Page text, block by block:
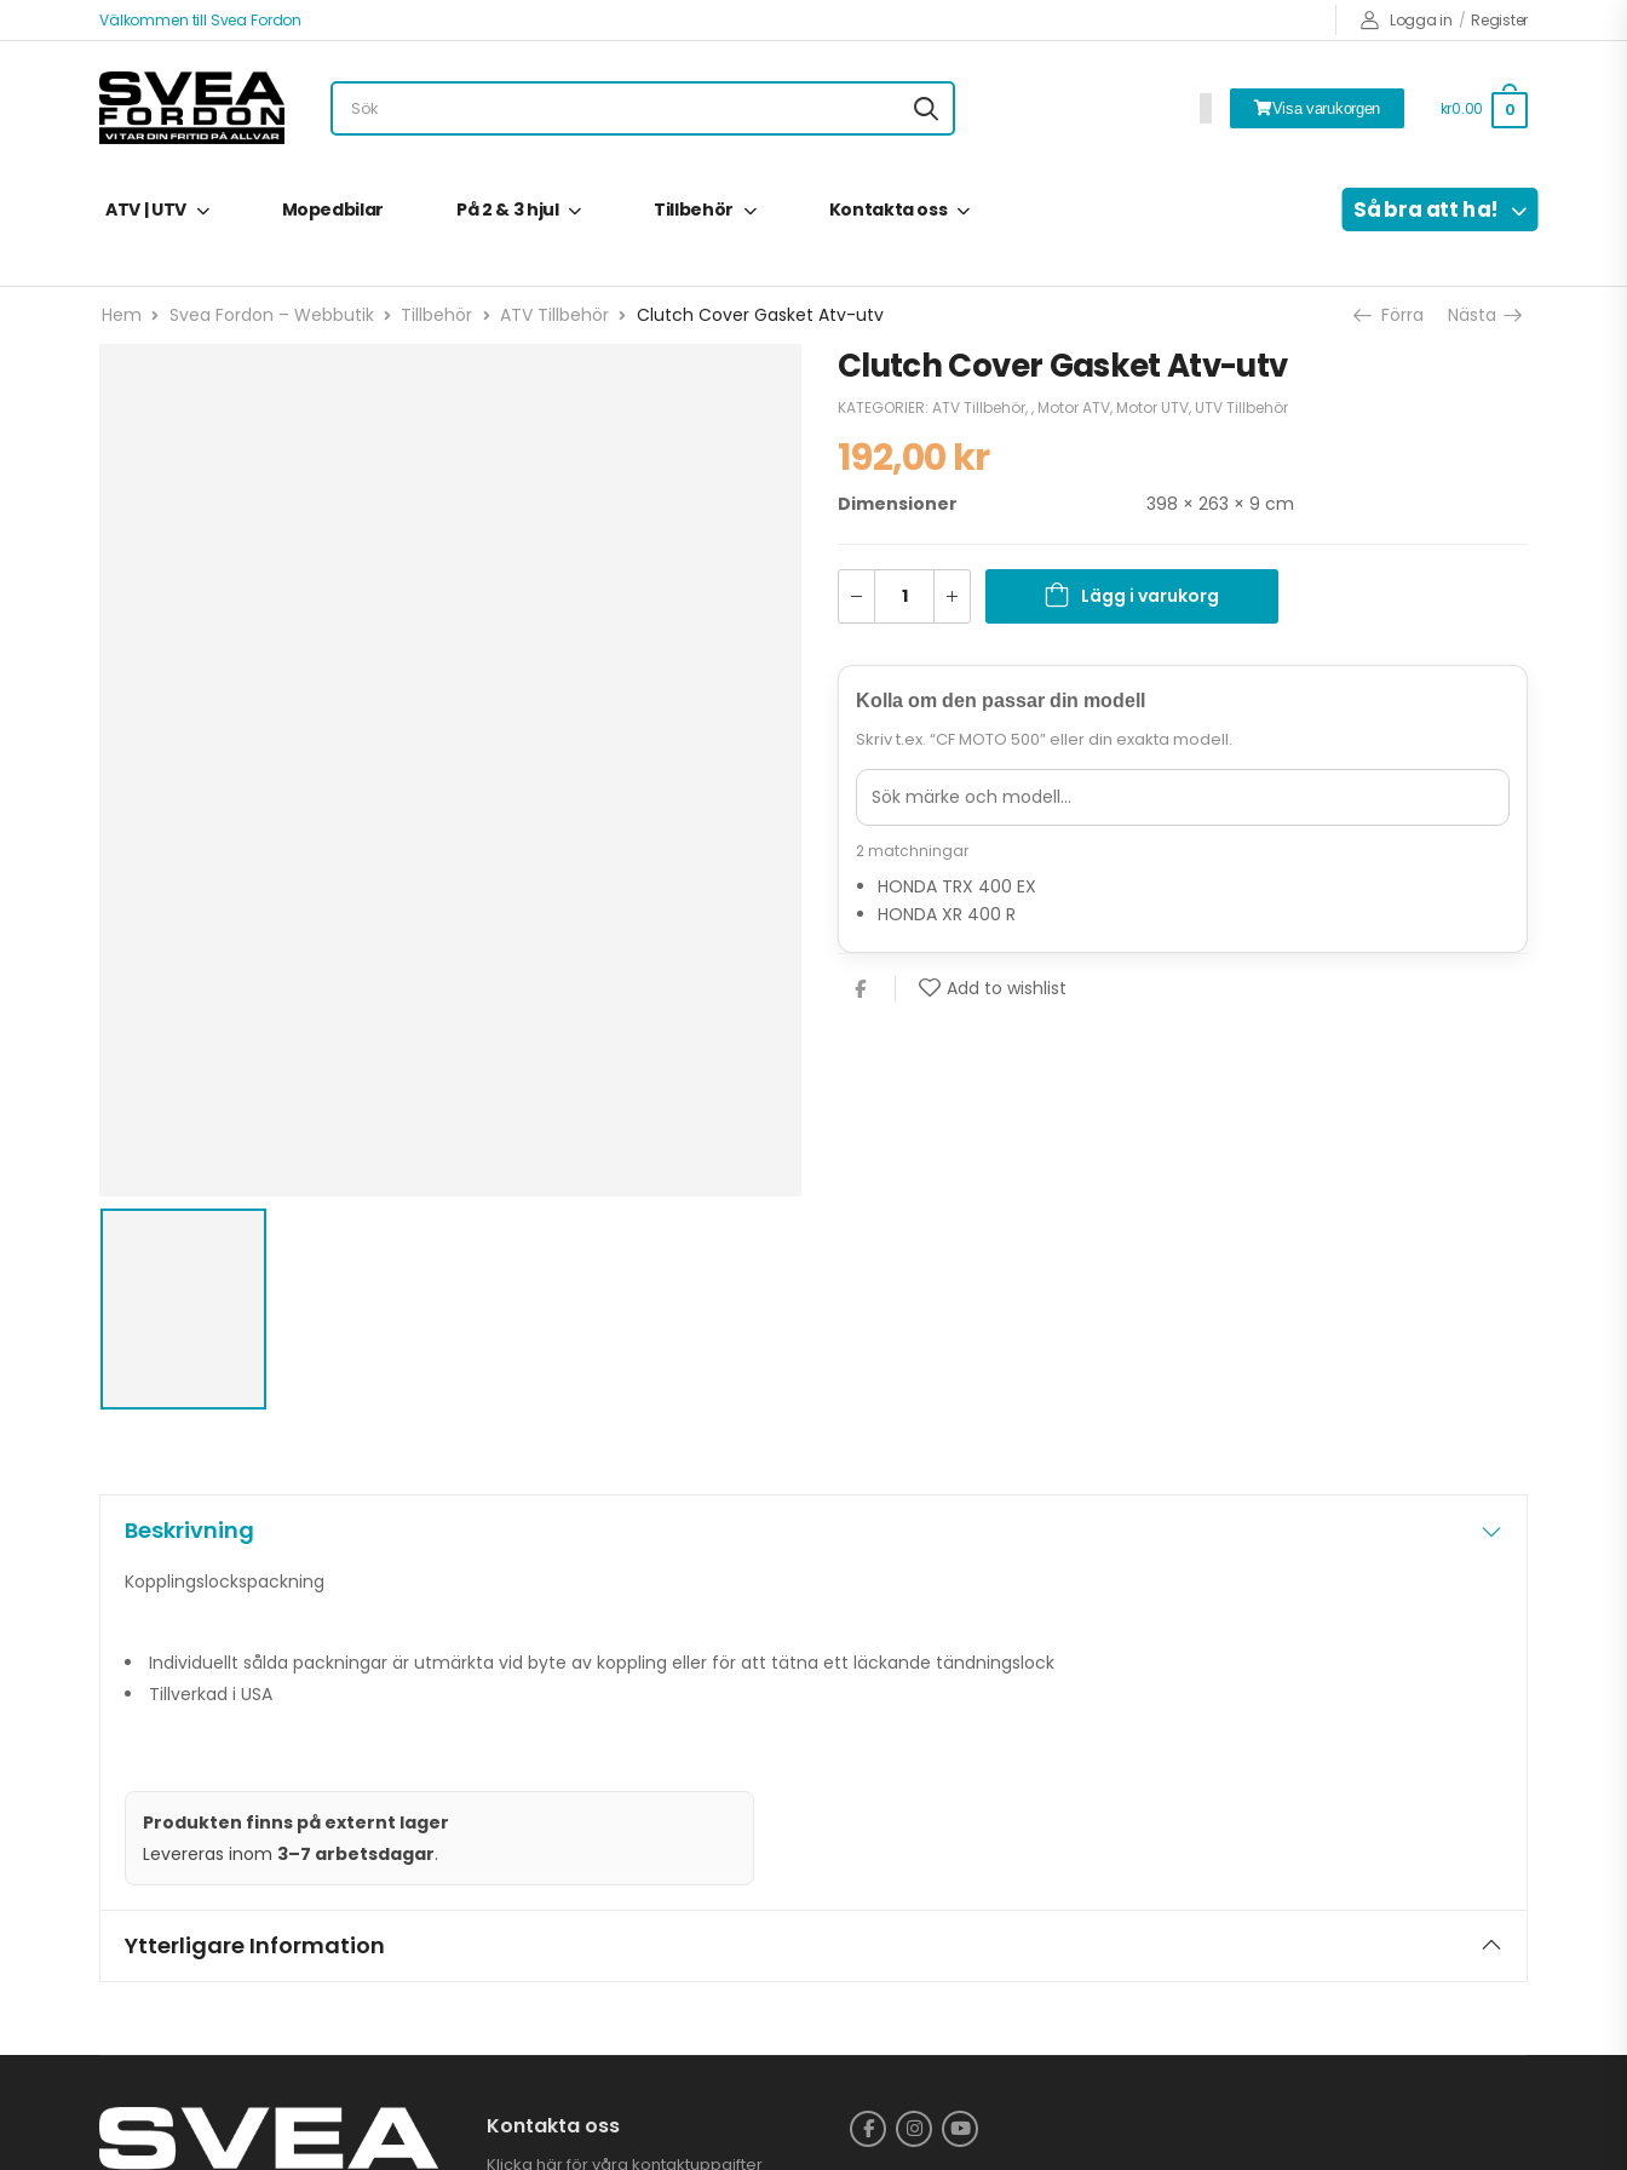
Välkommen till Svea Fordon Logga in / Register
Visa varukorgen kr0.00 0
ATV | UTV Mopedbilar På 2 & 3 hjul Tillbehör Kontakta oss Så bra att ha!
Hem Svea Fordon – Webbutik Tillbehör ATV Tillbehör Clutch Cover Gasket Atv-utv Förra Nästa
Clutch Cover Gasket Atv-utv
KATEGORIER: ATV Tillbehör,, Motor ATV, Motor UTV, UTV Tillbehör
192,00kr
Dimensioner 398 × 263 × 9 cm
Lägg i varukorg
Kolla om den passar din modell
Skriv t.ex. “CF MOTO 500” eller din exakta modell.
2 matchningar
HONDA TRX 400 EX
HONDA XR 400 R
Add to wishlist
Beskrivning
Kopplingslockspackning
Individuellt sålda packningar är utmärkta vid byte av koppling eller för att tätna ett läckande tändningslock
Tillverkad i USA
Produkten finns på externt lager
Levereras inom 3–7 arbetsdagar.
Ytterligare Information
Kontakta oss
Klicka här för våra kontaktuppgifter